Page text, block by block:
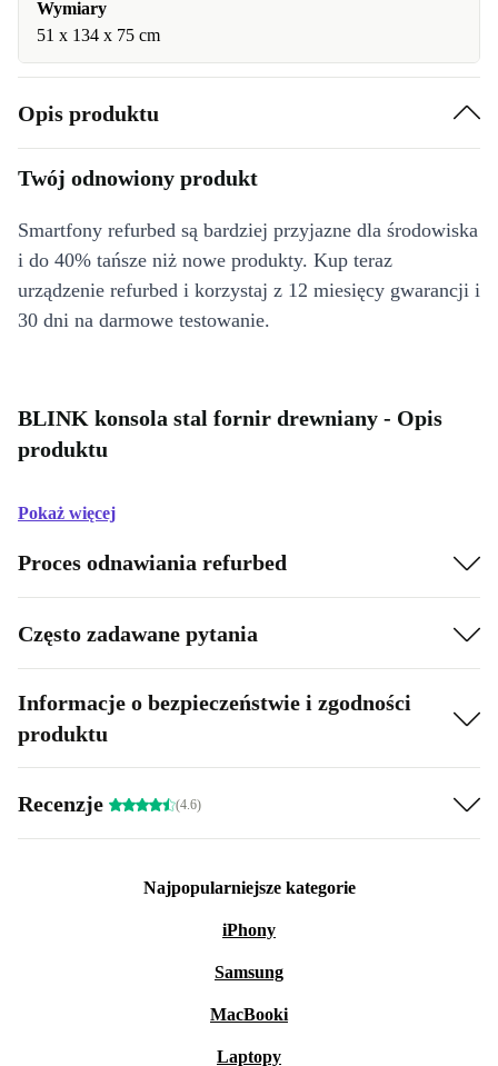
Wymiary
51 x 134 x 75 cm
Opis produktu
Twój odnowiony produkt
Smartfony refurbed są bardziej przyjazne dla środowiska
i do 40% tańsze niż nowe produkty. Kup teraz
urządzenie refurbed i korzystaj z 12 miesięcy gwarancji i
30 dni na darmowe testowanie.
BLINK konsola stal fornir drewniany - Opis
produktu
Pokaż więcej
Proces odnawiania refurbed
Często zadawane pytania
Informacje o bezpieczeństwie i zgodności
produktu
Recenzje (4.6)
Najpopularniejsze kategorie
iPhony
Samsung
MacBooki
Laptopy